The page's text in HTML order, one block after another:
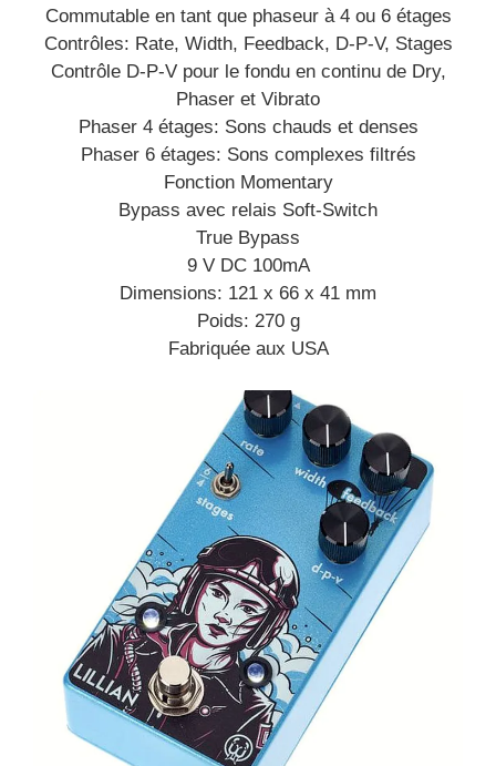
Commutable en tant que phaseur à 4 ou 6 étages
Contrôles: Rate, Width, Feedback, D-P-V, Stages
Contrôle D-P-V pour le fondu en continu de Dry,
Phaser et Vibrato
Phaser 4 étages: Sons chauds et denses
Phaser 6 étages: Sons complexes filtrés
Fonction Momentary
Bypass avec relais Soft-Switch
True Bypass
9 V DC 100mA
Dimensions: 121 x 66 x 41 mm
Poids: 270 g
Fabriquée aux USA